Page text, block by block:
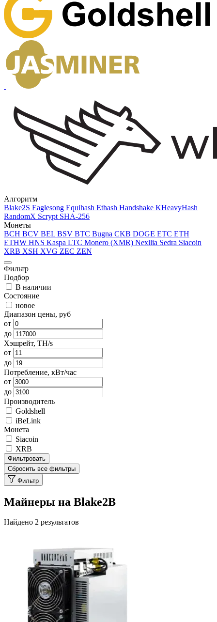
Алгоритм
Blake2S Eaglesong Equihash Ethash Handshake KHeavyHash
RandomX Scrypt SHA-256
Монеты
BCH BCV BEL BSV BTC Bugna CKB DOGE ETC ETH
ETHW HNS Kaspa LTC Monero (XMR) Nexllia Sedra Siacoin
XRB XSH XVG ZEC ZEN
Фильтр
Подбор
В наличии
Состояние
новое
Диапазон цены, руб
от
до
Хэшрейт, TH/s
от
до
Потребление, кВт/час
от
до
Производитель
Goldshell
iBeLink
Монета
Siacoin
XRB
Фильтровать
Сбросить все фильтры
Фильтр
Майнеры на Blake2B
Найдено 2 результатов